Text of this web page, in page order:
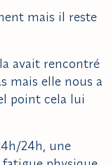
mais il reste
avait rencontré
mais elle nous a
point cela lui
24h, une